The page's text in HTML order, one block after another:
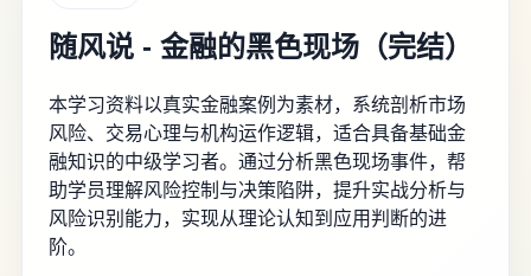
随风说 - 金融的黑色现场（完结）
本学习资料以真实金融案例为素材，系统剖析市场
风险、交易心理与机构运作逻辑，适合具备基础金
融知识的中级学习者。通过分析黑色现场事件，帮
助学员理解风险控制与决策陷阱，提升实战分析与
风险识别能力，实现从理论认知到应用判断的进
阶。